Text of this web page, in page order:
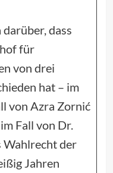
dass
für
von drei
hat – im
von Azra Zornić
Fall von Dr.
Wahlrecht der
Jahren